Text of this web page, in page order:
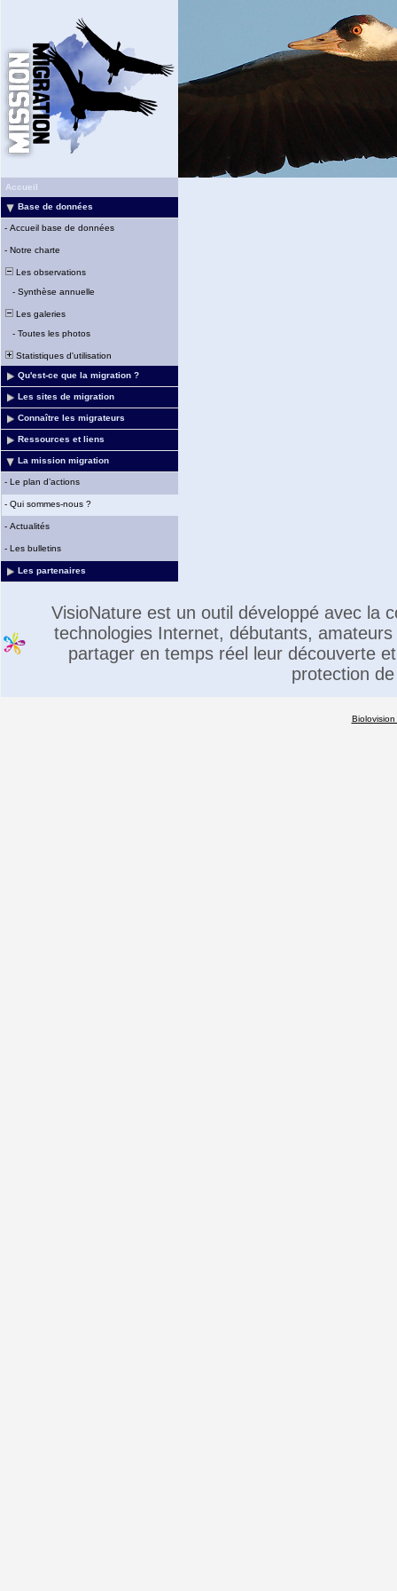
Accueil
Base de données
- Accueil base de données
- Notre charte
Les observations
- Synthèse annuelle
Les galeries
- Toutes les photos
Statistiques d'utilisation
Qu'est-ce que la migration ?
Les sites de migration
Connaître les migrateurs
Ressources et liens
La mission migration
- Le plan d’actions
- Qui sommes-nous ?
- Actualités
- Les bulletins
Les partenaires
VisioNature est un outil développé avec la
technologies Internet, débutants,
partager en temps réel leur découverte
protection
Biolovision